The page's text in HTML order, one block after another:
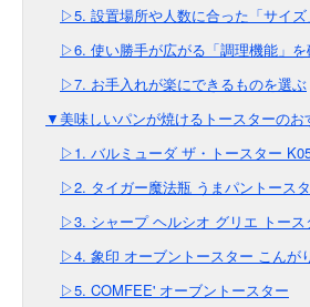
▷5. 設置場所や人数に合った「サイ
▷6. 使い勝手が広がる「調理機能」
▷7. お手入れが楽にできるものを選ぶ
▼美味しいパンが焼けるトースターのお
▷1. バルミューダ ザ・トースター
▷2. タイガー魔法瓶 うまパントース
▷3. シャープ ヘルシオ グリエ トース
▷4. 象印 オーブントースター こんが
▷5. COMFEE' オーブントースター